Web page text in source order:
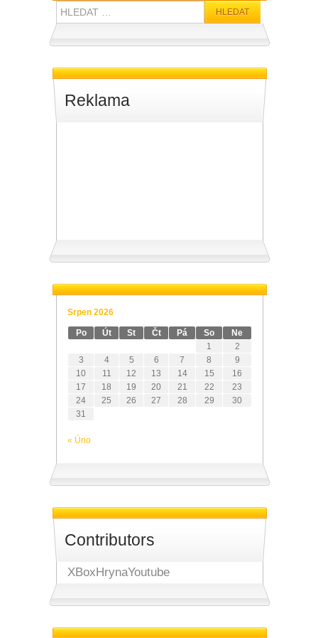
Hledat:
Reklama
Srpen 2026
Po Út St Čt Pá So
Ne
1
2
3
4 5 6 7 8
9
10
11 12 13 14 15
16
17
18 19 20 21 22
23
24
25 26 27 28 29
30
31
« Úno
Contributors
XBoxHrynaYoutube